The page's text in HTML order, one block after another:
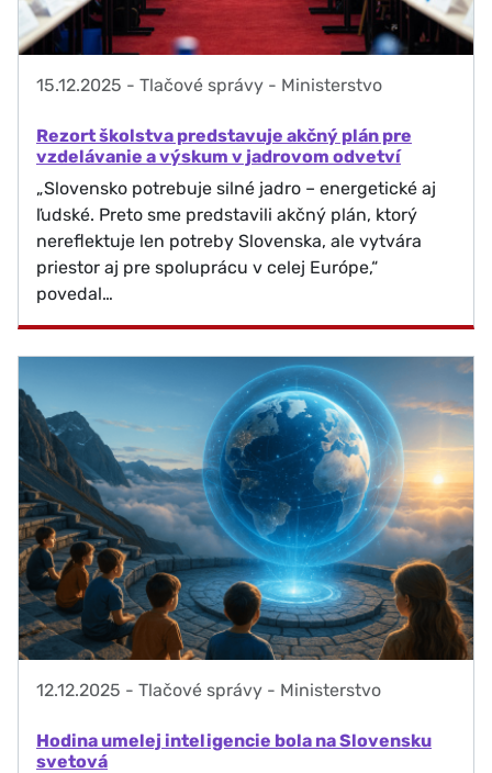
15.12.2025 - Tlačové správy - Ministerstvo
Rezort školstva predstavuje akčný plán pre
vzdelávanie a výskum v jadrovom odvetví
„Slovensko potrebuje silné jadro – energetické aj
ľudské. Preto sme predstavili akčný plán, ktorý
nereflektuje len potreby Slovenska, ale vytvára
priestor aj pre spoluprácu v celej Európe,“
povedal…
12.12.2025 - Tlačové správy - Ministerstvo
Hodina umelej inteligencie bola na Slovensku
svetová